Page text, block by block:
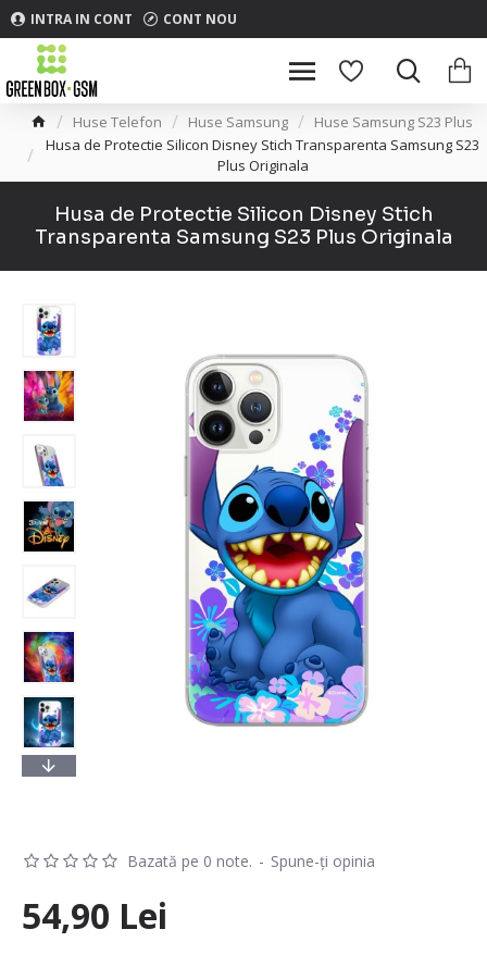
INTRA IN CONT CONT NOU
Huse Telefon Huse Samsung
Huse Samsung S23 Plus
Husa de Protectie Silicon Disney Stich Transparenta Samsung S23
Plus Originala
Husa de Protectie Silicon Disney Stich
Transparenta Samsung S23 Plus Originala
Bazată pe 0 note. - Spune-ţi opinia
54,90 Lei